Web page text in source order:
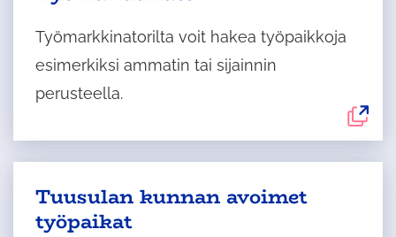
avautuu
uudelle
välilehdelle
Työmarkkinatorilta voit hakea työpaikkoja
esimerkiksi ammatin tai sijainnin
perusteella.
Tuusulan kunnan avoimet
työpaikat